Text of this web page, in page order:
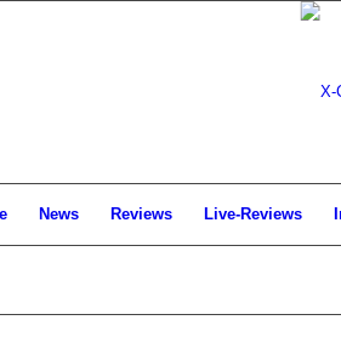
News Reviews Live-Reviews